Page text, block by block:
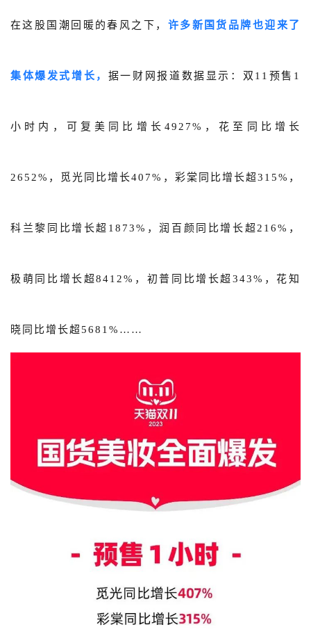
在这股国潮回暖的春风之下， 许多新国货品牌也迎来了
集体爆发式增长， 据一财网报道数据显示：双11预售1
小时内，可复美同比增长4927%，花至同比增长
2652%，觅光同比增长407%，彩棠同比增长超315%，
科兰黎同比增长超1873%，润百颜同比增长超216%，
极萌同比增长超8412%，初普同比增长超343%，花知
晓同比增长超5681%……